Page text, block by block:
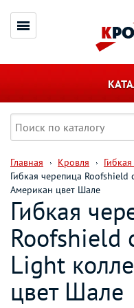
Главная Кровля
Гибкая черепица
Американ цвет Шале
Гибкая
Roofshield
Light
цвет Шале